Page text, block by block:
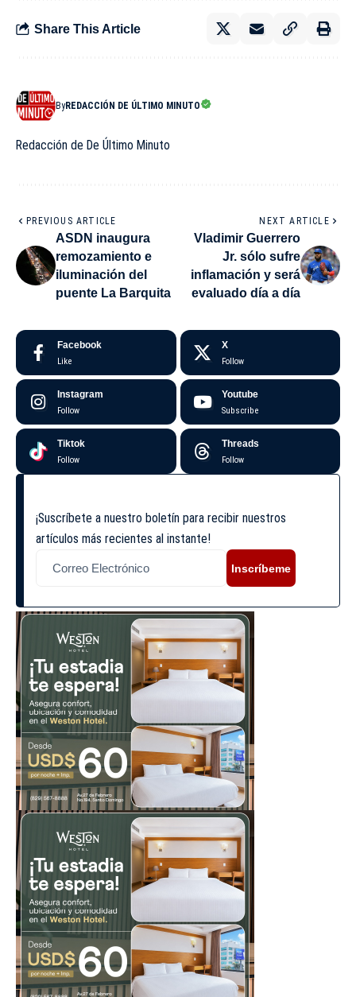
Share This Article
ByREDACCIÓN DE ÚLTIMO MINUTO
Redacción de De Último Minuto
PREVIOUS ARTICLE
ASDN inaugura
remozamiento e
iluminación del
puente La Barquita
NEXT ARTICLE
Vladimir Guerrero
Jr. sólo sufre
inflamación y será
evaluado día a día
Facebook
Like
X
Follow
Instagram
Follow
Youtube
Subscribe
Tiktok
Follow
Threads
Follow
¡Suscríbete a nuestro boletín para recibir nuestros
artículos más recientes al instante!
Inscríbeme